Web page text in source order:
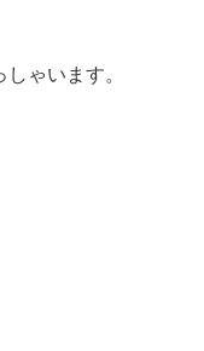
ゃいます。